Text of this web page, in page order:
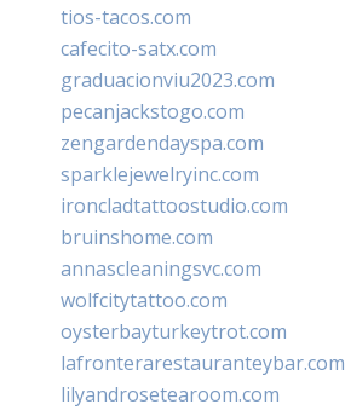
tios-tacos.com
cafecito-satx.com
graduacionviu2023.com
pecanjackstogo.com
zengardendayspa.com
sparklejewelryinc.com
ironcladtattoostudio.com
bruinshome.com
annascleaningsvc.com
wolfcitytattoo.com
oysterbayturkeytrot.com
lafronterarestauranteybar.com
lilyandrosetearoom.com